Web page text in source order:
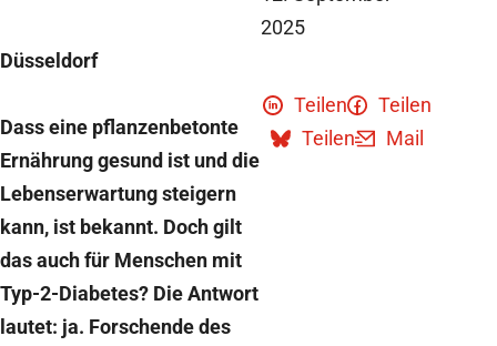
2025
Düsseldorf
Dass eine pflanzenbetonte
Ernährung gesund ist und die
Lebenserwartung steigern
kann, ist bekannt. Doch gilt
das auch für Menschen mit
Typ-2-Diabetes? Die Antwort
lautet: ja. Forschende des
Teilen
Teilen
Teilen
Mail